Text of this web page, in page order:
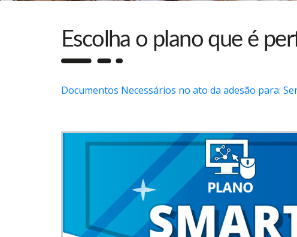
Escolha o plano que é
Documentos Necessários no ato da adesão para: